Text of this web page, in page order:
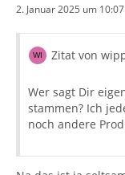
2. Januar 2025 um 10:07
Zitat von
Wer sagt Dir
stammen? Ich
noch andere